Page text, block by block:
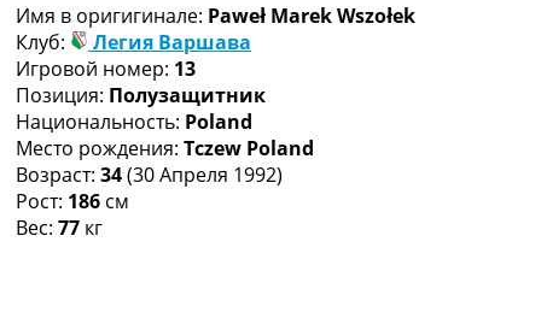
Другие Турниры >>>
Таблицы
Таблицы групп Чемпионата Мира
Украина. Премьер-Лига
Украина. Первая Лига
Лига Чемпионов. Таблицы групп
Англия. Премьер-Лига
Испания. Ла Лига
Имя в оригигинале: Paweł Marek Wszołek
Клуб:
Легия Варшава
Игровой номер: 13
Позиция: Полузащитник
Национальность: Poland
Место рождения: Tczew Poland
Возраст: 34(30 Апреля 1992)
Рост: 186 см
Вес: 77 кг